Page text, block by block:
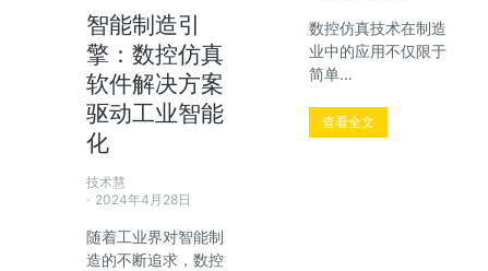
智能制造引
擎：数控仿真
软件解决方案
驱动工业智能
化
技术慧
2024年4月28日
随着工业界对智能制
造的不断追求，数控
数控仿真技术在制造
业中的应用不仅限于
简单…
查看全文